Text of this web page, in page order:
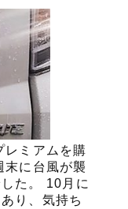
レミアムを購
末に台風が襲
た。 10月に
り、気持ち